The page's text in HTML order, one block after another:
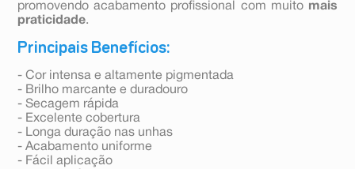
promovendo acabamento profissional com muito mais
praticidade.
Principais Benefícios:
- Cor intensa e altamente pigmentada
- Brilho marcante e duradouro
- Secagem rápida
- Excelente cobertura
- Longa duração nas unhas
- Acabamento uniforme
- Fácil aplicação